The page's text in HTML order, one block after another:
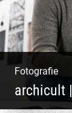
Fotografie
archicult